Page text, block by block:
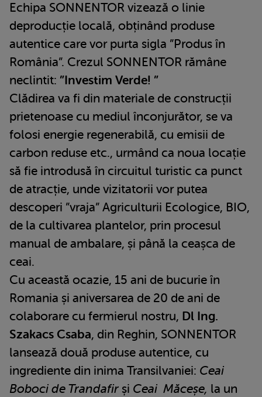
Echipa SONNENTOR vizează o linie
deproducție locală, obținând produse
autentice care vor purta sigla ”Produs în
România”. Crezul SONNENTOR rămâne
neclintit: ”Investim Verde! ”
Clădirea va fi din materiale de construcții
prietenoase cu mediul înconjurător, se va
folosi energie regenerabilă, cu emisii de
carbon reduse etc., urmând ca noua locație
să fie introdusă în circuitul turistic ca punct
de atracție, unde vizitatorii vor putea
descoperi ”vraja” Agriculturii Ecologice, BIO,
de la cultivarea plantelor, prin procesul
manual de ambalare, și până la ceașca de
ceai.
Cu această ocazie, 15 ani de bucurie în
Romania și aniversarea de 20 de ani de
colaborare cu fermierul nostru, Dl Ing.
Szakacs Csaba, din Reghin, SONNENTOR
lansează două produse autentice, cu
ingrediente din inima Transilvaniei: Ceai
Boboci de Trandafir și Ceai Măceșe, la un